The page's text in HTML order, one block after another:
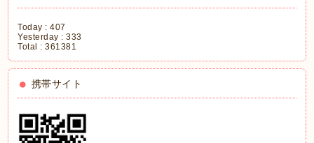
Today :407
Yesterday :333
Total :361381
携帯サイト